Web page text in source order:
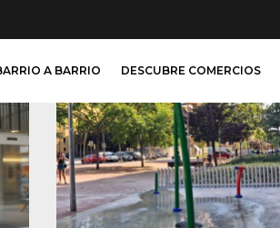
A BARRIO DESCUBRE COMERCIOS